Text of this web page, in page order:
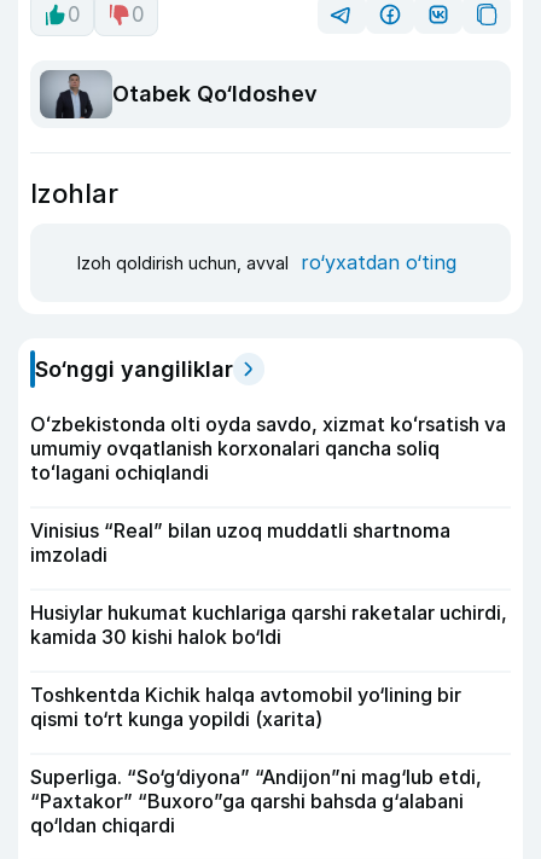
0
0
Otabek Qo‘ldoshev
Izohlar
Izoh qoldirish uchun, avval ro‘yxatdan o‘ting
So‘nggi yangiliklar
Oʻzbekistonda olti oyda savdo, xizmat koʻrsatish va
umumiy ovqatlanish korxonalari qancha soliq
toʻlagani ochiqlandi
Vinisius “Real” bilan uzoq muddatli shartnoma
imzoladi
Husiylar hukumat kuchlariga qarshi raketalar uchirdi,
kamida 30 kishi halok bo‘ldi
Toshkentda Kichik halqa avtomobil yo‘lining bir
qismi to‘rt kunga yopildi (xarita)
Superliga. “So‘g‘diyona” “Andijon”ni mag‘lub etdi,
“Paxtakor” “Buxoro”ga qarshi bahsda g‘alabani
qo‘ldan chiqardi